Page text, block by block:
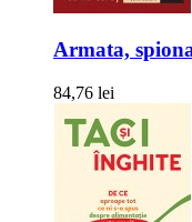
Armata,
84,76 lei